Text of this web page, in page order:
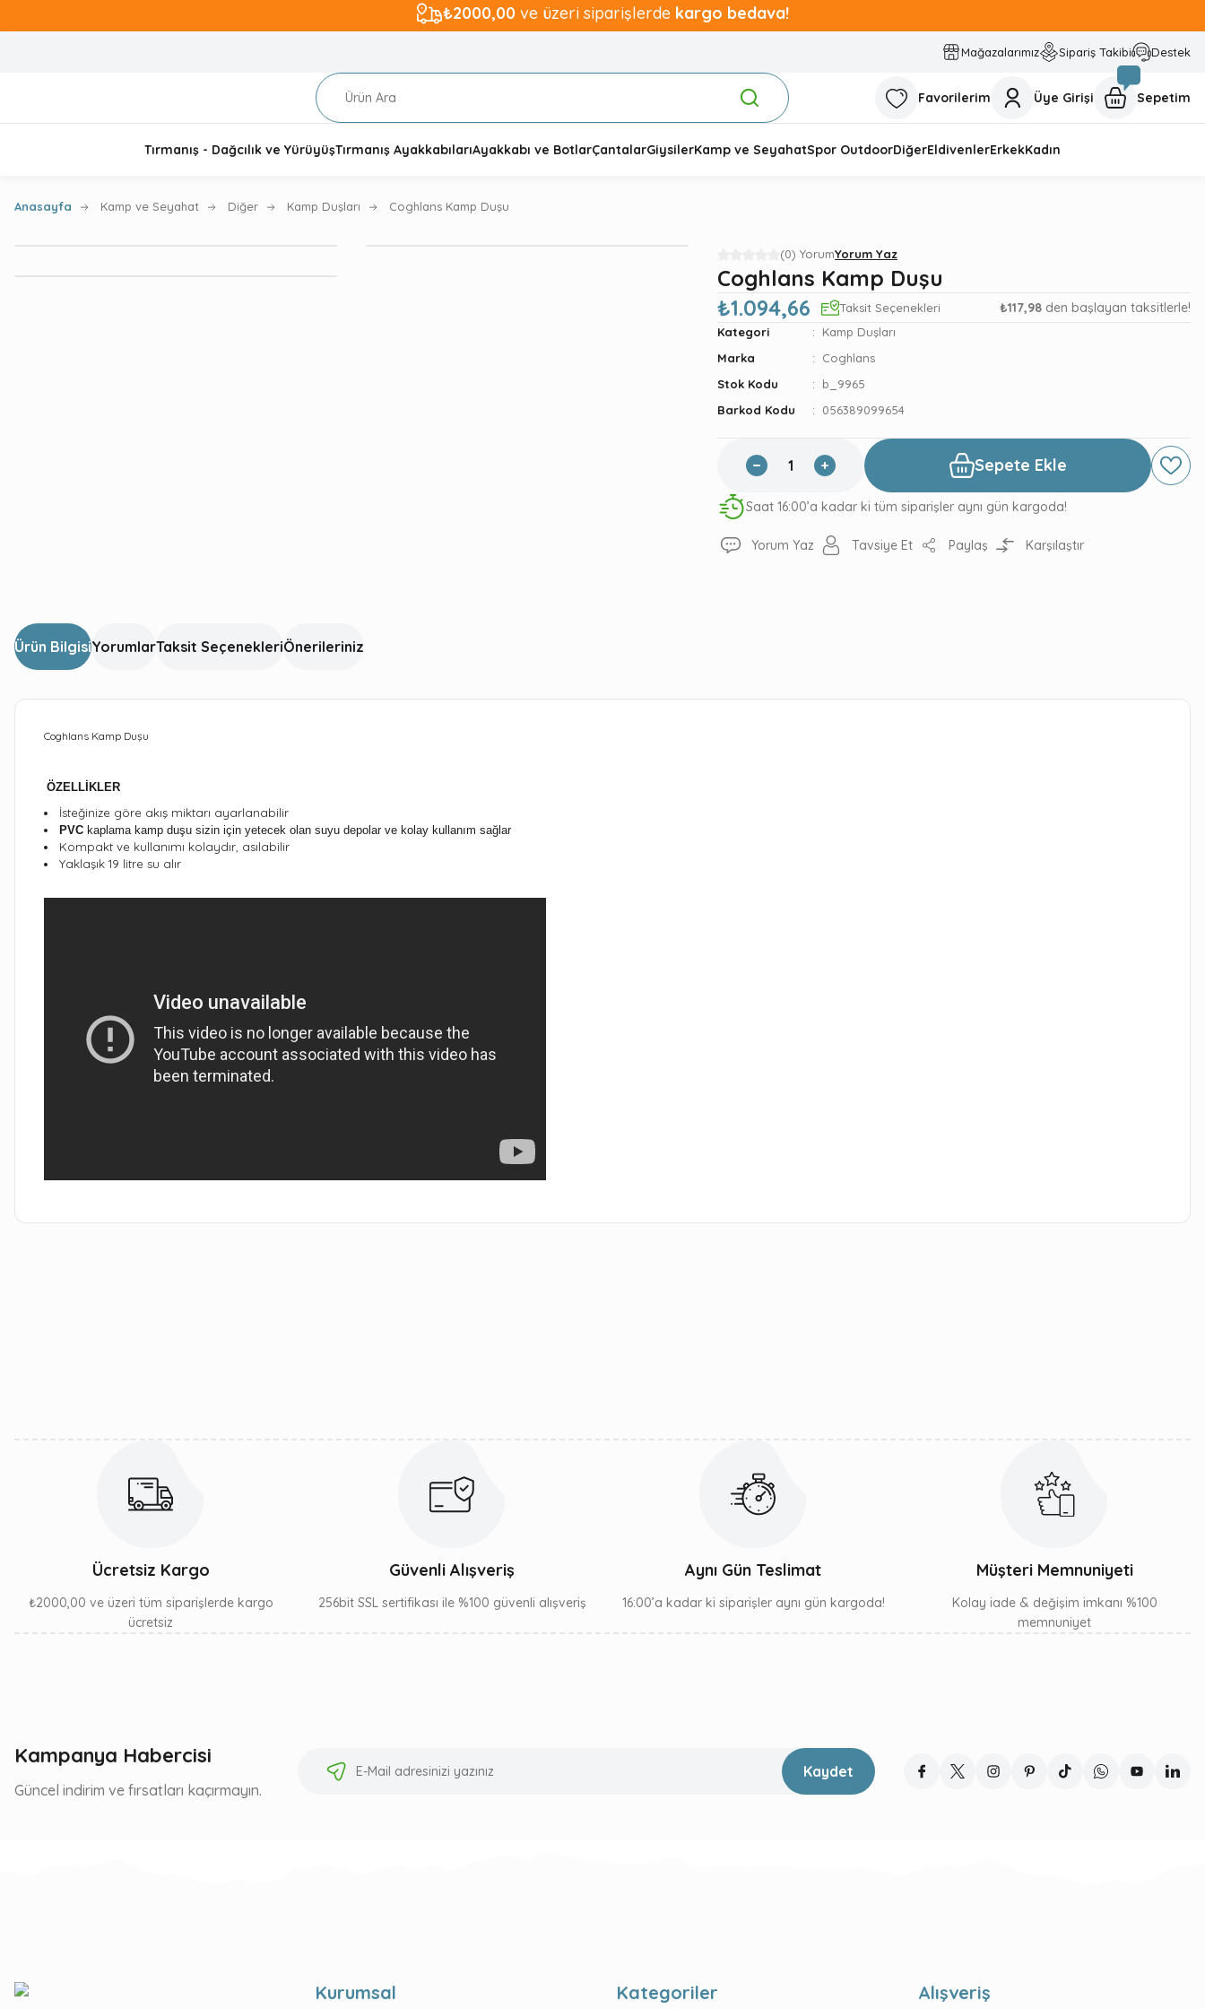
₺2000,00 ve üzeri siparişlerde kargo bedava!
Mağazalarımız Sipariş Takibi Destek
Favorilerim Üye Girişi Sepetim
Tırmanış - Dağcılık ve YürüyüşTırmanış AyakkabılarıAyakkabı ve BotlarÇantalarGiysilerKamp ve SeyahatSpor OutdoorDiğerEldivenlerErkekKadın
Anasayfa Kamp ve Seyahat Diğer Kamp Duşları Coghlans Kamp Duşu
(0) YorumYorum Yaz
Coghlans Kamp Duşu
₺1.094,66
Taksit Seçenekleri ₺117,98 den başlayan taksitlerle!
Kategori
Kamp Duşları
Marka
Coghlans
Stok Kodu
b_9965
Barkod Kodu
056389099654
Sepete Ekle
Saat 16:00’a kadar ki tüm siparişler aynı gün kargoda!
Yorum Yaz Tavsiye Et Paylaş Karşılaştır
Ürün BilgisiYorumlarTaksit SeçenekleriÖnerileriniz
Coghlans Kamp Duşu
ÖZELLİKLER
İsteğinize göre akış miktarı ayarlanabilir
PVC kaplama kamp duşu sizin için yetecek olan suyu depolar ve kolay kullanım sağlar
Kompakt ve kullanımı kolaydır, asılabilir
Yaklaşık 19 litre su alır
Ücretsiz Kargo
₺2000,00 ve üzeri tüm siparişlerde kargo
ücretsiz
Güvenli Alışveriş
256bit SSL sertifikası ile %100 güvenli alışveriş
Aynı Gün Teslimat
16:00’a kadar ki siparişler aynı gün kargoda!
Müşteri Memnuniyeti
Kolay iade & değişim imkanı %100
memnuniyet
Kampanya Habercisi
Güncel indirim ve fırsatları kaçırmayın.
Kaydet
Kurumsal Kategoriler Alışveriş